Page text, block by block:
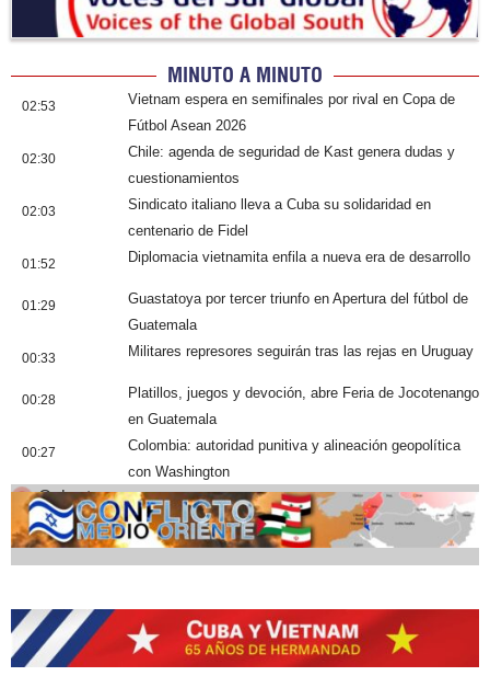
MINUTO A MINUTO
02:53
Vietnam espera en semifinales por rival en Copa de
Fútbol Asean 2026
02:30
Chile: agenda de seguridad de Kast genera dudas y
cuestionamientos
02:03
Sindicato italiano lleva a Cuba su solidaridad en
centenario de Fidel
01:52 Diplomacia vietnamita enfila a nueva era de desarrollo
01:29
Guastatoya por tercer triunfo en Apertura del fútbol de
Guatemala
00:33 Militares represores seguirán tras las rejas en Uruguay
00:28
Platillos, juegos y devoción, abre Feria de Jocotenango
en Guatemala
00:27
Colombia: autoridad punitiva y alineación geopolítica
con Washington
Cobertura